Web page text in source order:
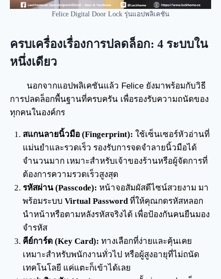
Felice Digital Door Lock รุ่นแอปพลิเคชัน
ครบเครื่องเรื่องการปลดล็อก: 4 ระบบใน
หนึ่งเดียว
นอกจากแอปพลิเคชันแล้ว Felice ยังมาพร้อมกับวิธี
การปลดล็อกพื้นฐานที่ครบครัน เพื่อรองรับความถนัดของ
ทุกคนในองค์กร
สแกนลายนิ้วมือ (Fingerprint): ใช้เซ็นเซอร์หัวอ่านที่
แม่นยำและรวดเร็ว รองรับการจดจำลายนิ้วมือได้
จำนวนมาก เหมาะสำหรับเจ้าของร้านหรือผู้จัดการที่
ต้องการความรวดเร็วสูงสุด
รหัสผ่าน (Passcode): หน้าจอสัมผัสดีไซน์สวยงาม มา
พร้อมระบบ Virtual Passwordที่ให้คุณกดรหัสหลอก
นำหน้าหรือตามหลังรหัสจริงได้ เพื่อป้องกันคนยืนมอง
จำรหัส
คีย์การ์ด (Key Card): ทางเลือกที่ง่ายและคุ้นเคย
เหมาะสำหรับพนักงานทั่วไป หรือผู้สูงอายุที่ไม่ถนัด
เทคโนโลยี แค่แตะก็เข้าได้เลย